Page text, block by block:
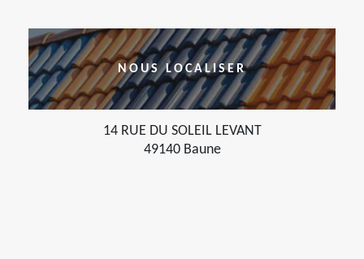
NOUS LOCALISER
14 RUE DU SOLEIL LEVANT
49140 Baune